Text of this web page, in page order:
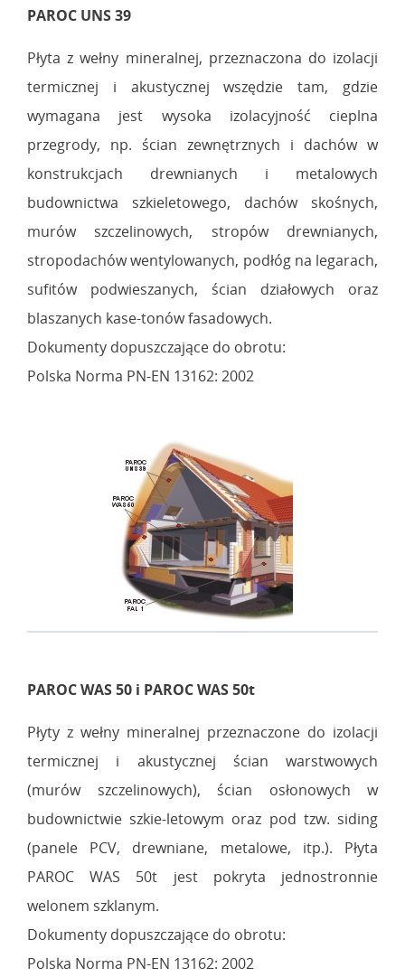
PAROC UNS 39
Płyta z wełny mineralnej, przeznaczona do izolacji
termicznej i akustycznej wszędzie tam, gdzie
wymagana jest wysoka izolacyjność cieplna
przegrody, np. ścian zewnętrznych i dachów w
konstrukcjach drewnianych i metalowych
budownictwa szkieletowego, dachów skośnych,
murów szczelinowych, stropów drewnianych,
stropodachów wentylowanych, podłóg na legarach,
sufitów podwieszanych, ścian działowych oraz
blaszanych kase-tonów fasadowych.
Dokumenty dopuszczające do obrotu:
Polska Norma PN-EN 13162: 2002
PAROC WAS 50 i PAROC WAS 50t
Płyty z wełny mineralnej przeznaczone do izolacji
termicznej i akustycznej ścian warstwowych
(murów szczelinowych), ścian osłonowych w
budownictwie szkie-letowym oraz pod tzw. siding
(panele PCV, drewniane, metalowe, itp.). Płyta
PAROC WAS 50t jest pokryta jednostronnie
welonem szklanym.
Dokumenty dopuszczające do obrotu:
Polska Norma PN-EN 13162: 2002